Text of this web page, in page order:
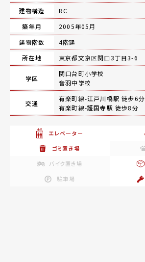
建物構造
RC
築年月
2005年05月
建物階数
4階建
所在地
東京都文京区関口3丁目3-6
学区
関口台町小学校
音羽中学校
交通
有楽町線-江戸川橋駅 徒歩6分
有楽町線-護国寺駅 徒歩8分
エレベーター
ゴミ置き場
バイク置き場
駐車場